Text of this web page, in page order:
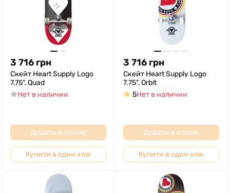
3 716 грн
Скейт Heart Supply Logo
7,75", Quad
Нет в наличии
Додати в кошик
Купити в один клік
3 716 грн
Скейт Heart Supply Logo
7.75", Orbit
5Нет в наличии
Додати в кошик
Купити в один клік